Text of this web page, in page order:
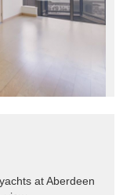
at Aberdeen